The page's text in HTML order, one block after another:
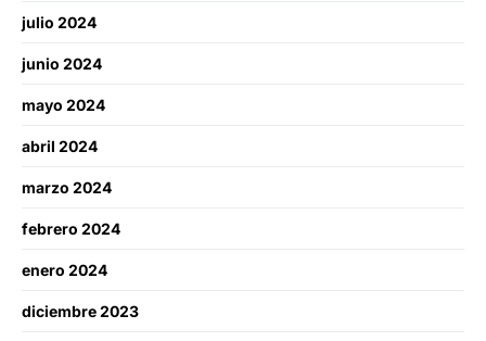
julio 2024
junio 2024
mayo 2024
abril 2024
marzo 2024
febrero 2024
enero 2024
diciembre 2023